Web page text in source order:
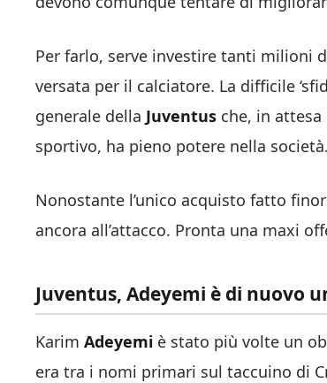
Per farlo, serve investire tanti milioni
versata per il calciatore. La difficile
generale della Juventus che, in
sportivo, ha pieno potere nella società.
Nonostante l’unico acquisto fatto
ancora all’attacco. Pronta una maxi
Juventus, Adeyemi è di nuovo
Karim Adeyemi è stato più volte un
era tra i nomi primari sul taccuino di